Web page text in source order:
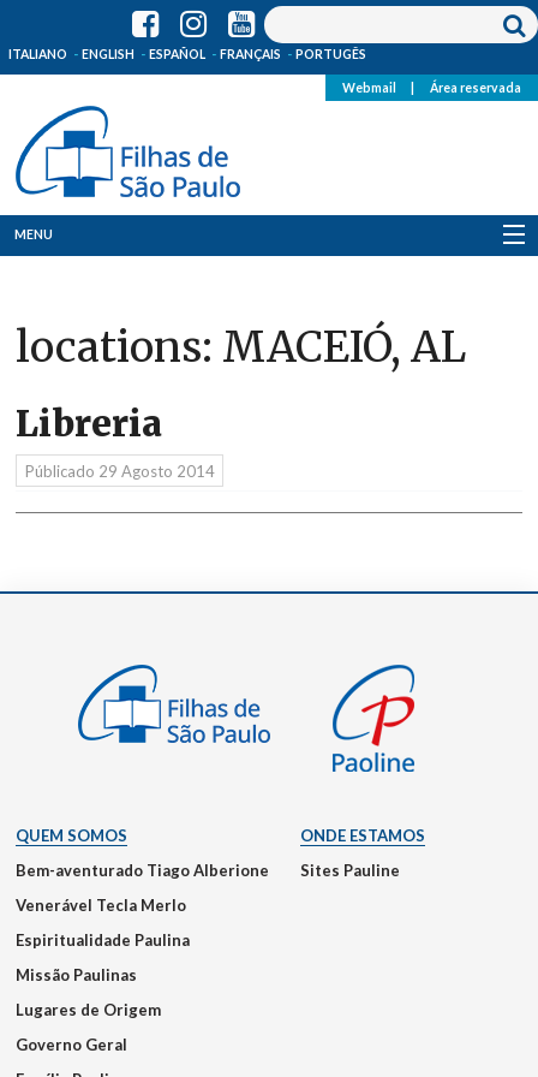
ITALIANO ENGLISH ESPAÑOL FRANÇAIS PORTUGÊS
Webmail Área reservada
MENU
Onde Estamos
Recursos
Media
locations: MACEIÓ, AL
Libreria
Públicado 29 Agosto 2014
QUEM SOMOS
Bem-aventurado Tiago Alberione
Venerável Tecla Merlo
Espiritualidade Paulina
Missão Paulinas
Lugares de Origem
Governo Geral
ONDE ESTAMOS
Sites Pauline